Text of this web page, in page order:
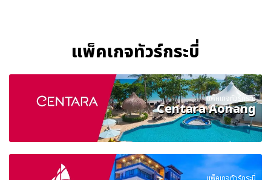
แพ็คเกจทัวร์กระบี่
แพ็คเกจทัวร์กระบี่
Centara Aonang